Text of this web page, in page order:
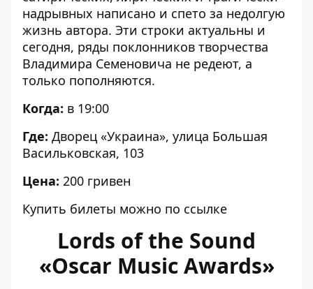
надрывных написано и спето за недолгую
жизнь автора. Эти строки актуальны и
сегодня, ряды поклонников творчества
Владимира Семеновича не редеют, а
только пополняются.
Когда: в 19:00
Где: Дворец «Украина», улица Большая
Васильковская, 103
Цена: 200 гривен
Купить билеты можно по ссылке
Lords of the Sound
«Oscar Music Awards»